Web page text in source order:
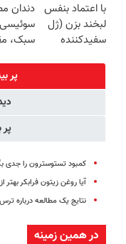
برگردون
(40%off)
تهران
با اعتماد بنفس
لبخند بزن (ژل
سفیدکننده
دندان
سبک،
پر
پر
کمبود تستوسترون را جدی
آیا روغن زیتون فرابکر
نتایج یک مطالعه درباره
در همین زمینه